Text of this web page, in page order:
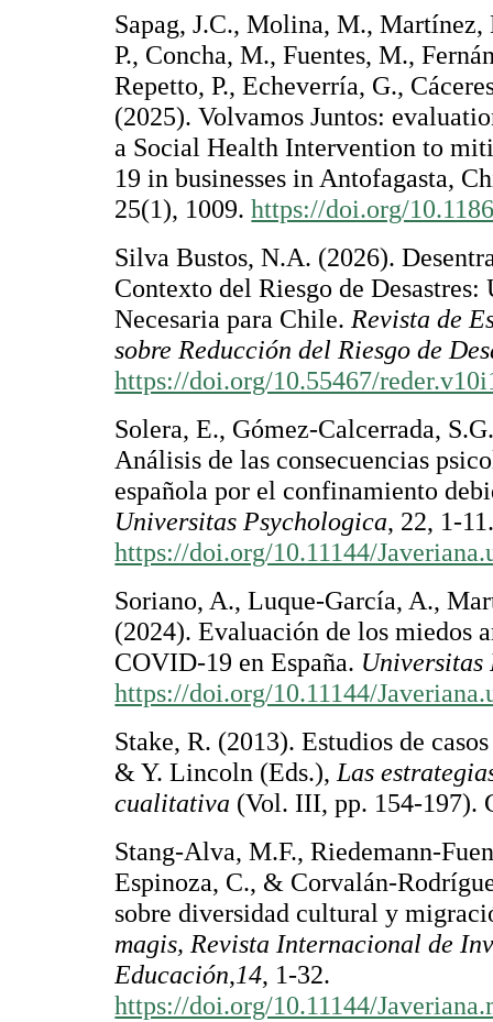
Sapag, J.C., Molina, M., Martínez,
P., Concha, M., Fuentes, M.,
Repetto, P., Echeverría, G.,
(2025). Volvamos Juntos:
a Social Health Intervention to
19 in businesses in Antofagasta,
25(1), 1009.https://doi.org/
Silva Bustos, N.A. (2026).
Contexto del Riesgo de
Necesaria para Chile.Revista de
sobre Reducción del Riesgo de
https://doi.org/10.55467/
Solera, E., Gómez-Calcerrada,
Análisis de las consecuencias
española por el confinamiento
Universitas Psychologica, 22, 1-
https://doi.org/10.11144/
Soriano, A., Luque-García, A.,
(2024). Evaluación de los miedos
COVID-19 en España. Universitas
https://doi.org/10.11144/
Stake, R. (2013). Estudios de
& Y. Lincoln (Eds.),Las
cualitativa (Vol. III, pp. 154-197).
Stang-Alva, M.F., Riedemann-
Espinoza, C., & Corvalán-
sobre diversidad cultural y
magis, Revista Internacional de
Educación,14, 1-32.
https://doi.org/10.11144/